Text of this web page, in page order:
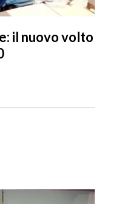
il nuovo volto